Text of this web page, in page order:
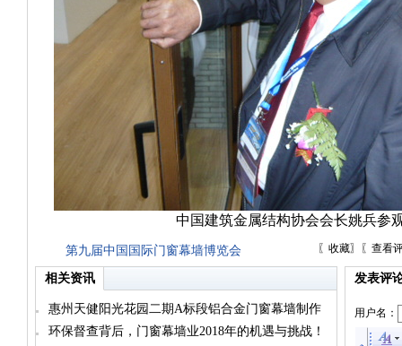
中国建筑金属结构协会会长姚兵参
第九届中国国际门窗幕墙博览会 〖 收藏〗〖 查看
相关资讯
惠州天健阳光花园二期A标段铝合金门窗幕墙制作
安装工程采购公告
环保督查背后，门窗幕墙业2018年的机遇与挑战！
发表评
用户名：